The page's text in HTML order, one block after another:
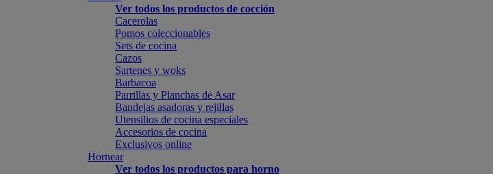
Ver todos los productos de cocción
Cacerolas
Pomos coleccionables
Sets de cocina
Cazos
Sartenes y woks
Barbacoa
Parrillas y Planchas de Asar
Bandejas asadoras y rejillas
Utensilios de cocina especiales
Accesorios de cocina
Exclusivos online
Hornear
Ver todos los productos para horno